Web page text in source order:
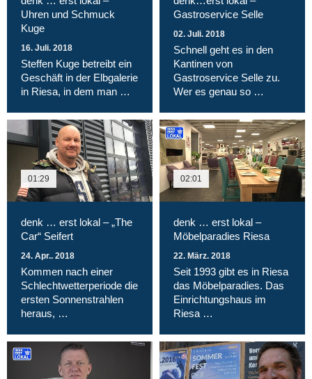
Uhren und Schmuck
Kuge
16. Juli. 2018
Steffen Kuge betreibt ein
Geschäft in der Elbgalerie
in Riesa, in dem man …
Gastroservice Selle
02. Juli. 2018
Schnell geht es in den
Kantinen von
Gastroservice Selle zu.
Wer es genau so …
01:29
denk … erst lokal – „The
Car“ Seifert
24. Apr.. 2018
Kommen nach einer
Schlechtwetterperiode die
ersten Sonnenstrahlen
heraus, …
02:01
denk … erst lokal –
Möbelparadies Riesa
22. März. 2018
Seit 1993 gibt es in Riesa
das Möbelparadies. Das
Einrichtungshaus im
Riesa …